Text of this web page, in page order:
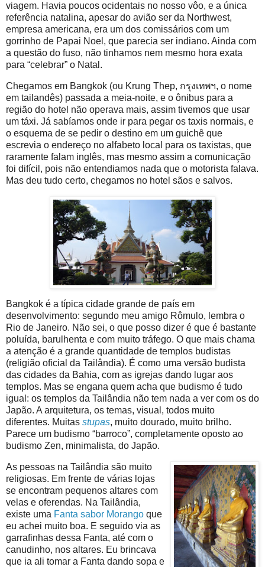
viagem. Havia poucos ocidentais no nosso vôo, e a única
referência natalina, apesar do avião ser da Northwest,
empresa americana, era um dos comissários com um
gorrinho de Papai Noel, que parecia ser indiano. Ainda com
a questão do fuso, não tinhamos nem mesmo hora exata
para “celebrar” o Natal.
Chegamos em Bangkok (ou Krung Thep, กรุงเทพฯ, o nome
em tailandês) passada a meia-noite, e o ônibus para a
região do hotel não operava mais, assim tivemos que usar
um táxi. Já sabíamos onde ir para pegar os taxis normais, e
o esquema de se pedir o destino em um guichê que
escrevia o endereço no alfabeto local para os taxistas, que
raramente falam inglês, mas mesmo assim a comunicação
foi difícil, pois não entendiamos nada que o motorista falava.
Mas deu tudo certo, chegamos no hotel sãos e salvos.
Bangkok é a típica cidade grande de país em
desenvolvimento: segundo meu amigo Rômulo, lembra o
Rio de Janeiro. Não sei, o que posso dizer é que é bastante
poluída, barulhenta e com muito tráfego. O que mais chama
a atenção é a grande quantidade de templos budistas
(religião oficial da Tailândia). É como uma versão budista
das cidades da Bahia, com as igrejas dando lugar aos
templos. Mas se engana quem acha que budismo é tudo
igual: os templos da Tailândia não tem nada a ver com os do
Japão. A arquitetura, os temas, visual, todos muito
diferentes. Muitas stupas, muito dourado, muito brilho.
Parece um budismo “barroco”, completamente oposto ao
budismo Zen, minimalista, do Japão.
As pessoas na Tailândia são muito
religiosas. Em frente de várias lojas
se encontram pequenos altares com
velas e oferendas. Na Tailândia,
existe uma Fanta sabor Morango que
eu achei muito boa. E seguido via as
garrafinhas dessa Fanta, até com o
canudinho, nos altares. Eu brincava
que ia ali tomar a Fanta dando sopa e